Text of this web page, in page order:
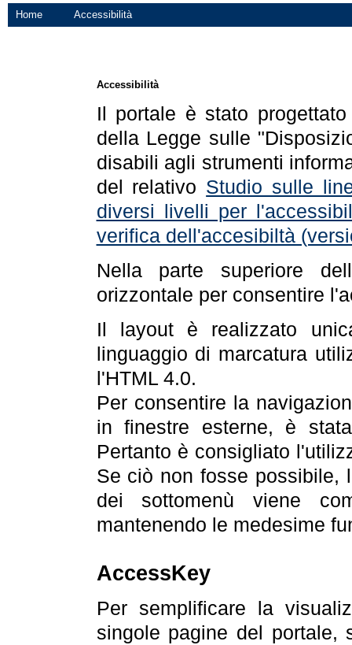
Home Accessibilità
Accessibilità
Il portale è stato
della Legge sulle
disabili agli strumenti
del relativo Studio sulle
diversi livelli per
verifica dell'accesibiltà
Nella parte superiore
orizzontale per consentire
Il layout è realizzato
linguaggio di marcatura
l'HTML 4.0.
Per consentire la
in finestre esterne, è
Pertanto è consigliato
Se ciò non fosse possibile,
dei sottomenù viene
mantenendo le medesime
AccessKey
Per semplificare la
singole pagine del portale,